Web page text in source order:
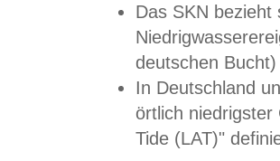
Das SKN
deutschen
In Deutschland
örtlich
Tide (LAT)"